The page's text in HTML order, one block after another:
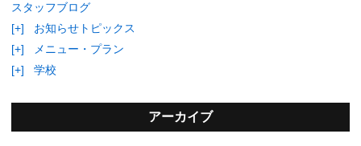
スタッフブログ
[+]
お知らせトピックス
[+]
メニュー・プラン
[+]
学校
アーカイブ